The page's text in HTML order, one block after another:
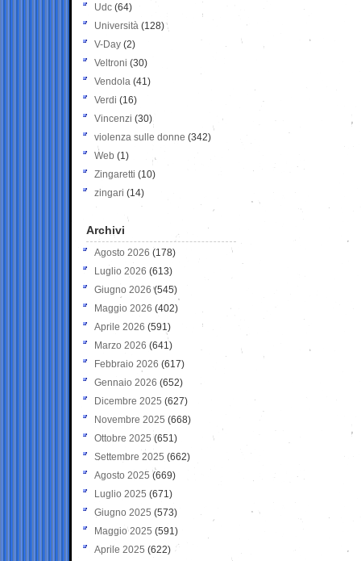
Udc (64)
Università (128)
V-Day (2)
Veltroni (30)
Vendola (41)
Verdi (16)
Vincenzi (30)
violenza sulle donne (342)
Web (1)
Zingaretti (10)
zingari (14)
Archivi
Agosto 2026 (178)
Luglio 2026 (613)
Giugno 2026 (545)
Maggio 2026 (402)
Aprile 2026 (591)
Marzo 2026 (641)
Febbraio 2026 (617)
Gennaio 2026 (652)
Dicembre 2025 (627)
Novembre 2025 (668)
Ottobre 2025 (651)
Settembre 2025 (662)
Agosto 2025 (669)
Luglio 2025 (671)
Giugno 2025 (573)
Maggio 2025 (591)
Aprile 2025 (622)